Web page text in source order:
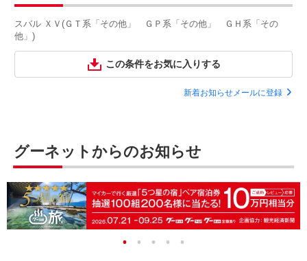
スバル ＸＶ(ＧＴ系「その他」 ＧＰ系「その他」 ＧＨ系「その
他」)
この条件をお気に入りする
新着お知らせメールに登録
グーネットからのお知らせ